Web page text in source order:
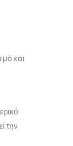
και
την